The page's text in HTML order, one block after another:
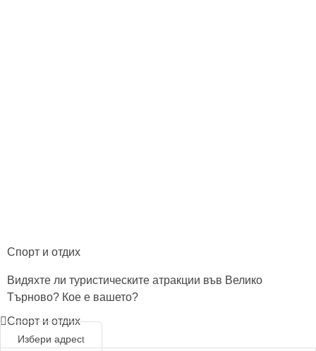
Спорт и отдих
Видяхте ли туристическите атракции във Велико
Търново? Кое е вашето?
Спорт и отдих
Избери адрес